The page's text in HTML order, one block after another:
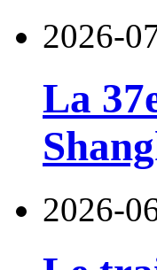
2026-
La
2026-